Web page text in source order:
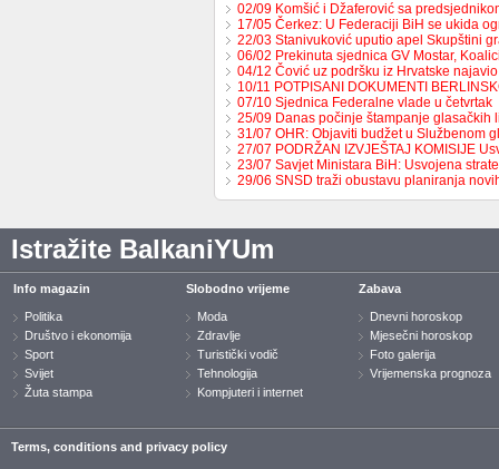
02/09 Komšić i Džaferović sa
17/05 Čerkez: U Federaciji BiH se ukida
22/03 Stanivuković uputio apel Skupštini
06/02 Prekinuta sjednica GV Mostar,
04/12 Čović uz podršku iz Hrvatske
10/11 POTPISANI DOKUMENTI
07/10 Sjednica Federalne vlade u četvrtak
25/09 Danas počinje štampanje glasačkih
31/07 OHR: Objaviti budžet u Službenom
27/07 PODRŽAN IZVJEŠTAJ KOMISIJE
23/07 Savjet Ministara BiH: Usvojena
29/06 SNSD traži obustavu planiranja
Istražite BalkaniYUm
Info magazin
Politika
Društvo i ekonomija
Sport
Svijet
Žuta stampa
Slobodno vrijeme
Moda
Zdravlje
Turistički vodič
Tehnologija
Kompjuteri i internet
Zabava
Dnevni horoskop
Mjesečni horoskop
Foto galerija
Vrijemenska prognoza
Terms, conditions and privacy policy